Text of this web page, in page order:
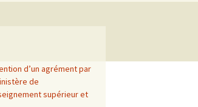
d’un agrément par
de
supérieur et